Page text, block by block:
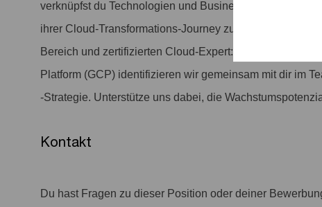
verknüpfst du Technologien und Businessperspektiven,
ihrer Cloud-Transformations-Journey zu unterstützen.
Bereich und zertifizierten Cloud-Expert:innen für
Platform (GCP) identifizieren wir gemeinsam mit dir im
-Strategie. Unterstütze uns dabei, die
Kontakt
Du hast Fragen zu dieser Position oder deiner